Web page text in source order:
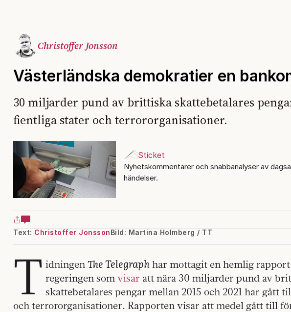
Christoffer Jonsson
Västerländska demokratier en
30 miljarder pund av brittiska skattebetalares
fientliga stater och terrororganisationer.
Sticket
Nyhetskommentarer och snabbanalyser av
händelser.
Text: Christoffer JonssonBild: Martina Holmberg / TT
T idningenThe Telegraph har mottagit en hemlig
regeringen somvisar att nära 30 miljarder pund av
skattebetalares pengar mellan 2015 och 2021 har gått
och terrororganisationer. Rapporten visar att medel gått till